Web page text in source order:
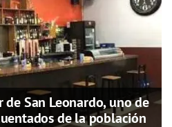
de San Leonardo, uno de
de la población